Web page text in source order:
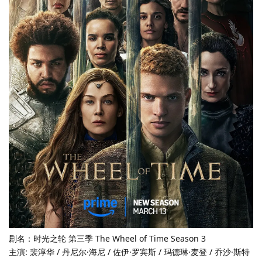
剧名：时光之轮 第三季 The Wheel of Time Season 3
主演: 裴淳华 / 丹尼尔·海尼 / 佐伊·罗宾斯 / 玛德琳·麦登 / 乔沙·斯特